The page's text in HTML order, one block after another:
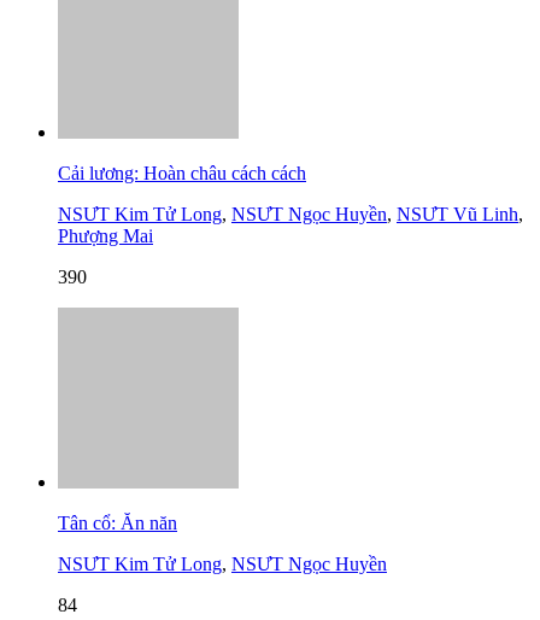
Cải lương: Hoàn châu cách cách
NSƯT Kim Tử Long, NSƯT Ngọc Huyền, NSƯT Vũ Linh,
Phượng Mai
390
Tân cổ: Ăn năn
NSƯT Kim Tử Long, NSƯT Ngọc Huyền
84